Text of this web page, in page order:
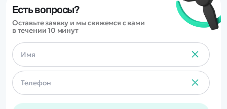
Есть вопросы?
Оставьте заявку и мы свяжемся с вами
в течении 10 минут